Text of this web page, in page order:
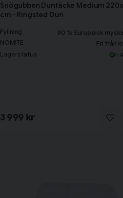
Snögubben Duntäcke Medium
cm - Ringsted Dun
Fyllning
90 % Europeisk
NOMITE
Fri från
Lagerstatus 1-
3 999 kr